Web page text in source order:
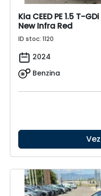
Kia CEED PE 1.5 T-
New Infra Red
ID stoc: 1120
2024
Benzina